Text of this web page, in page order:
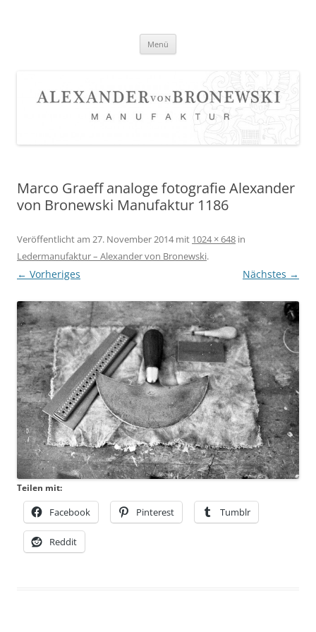
Menü
Marco Graeff analoge fotografie Alexander
von Bronewski Manufaktur 1186
Veröffentlicht am 27. November 2014mit 1024 × 648 in
Ledermanufaktur – Alexander von Bronewski.
← Vorheriges Nächstes →
Teilen mit:
Facebook Pinterest Tumblr
Reddit